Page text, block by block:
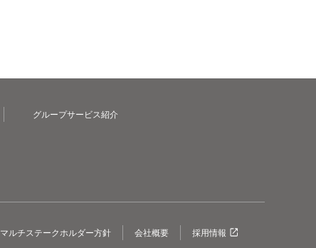
グループサービス紹介
マルチステークホルダー方針 会社概要 採用情報